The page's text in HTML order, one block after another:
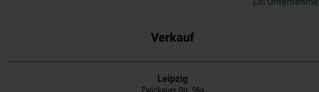
Verkauf
Leipzig
Zwickauer Str. 56a